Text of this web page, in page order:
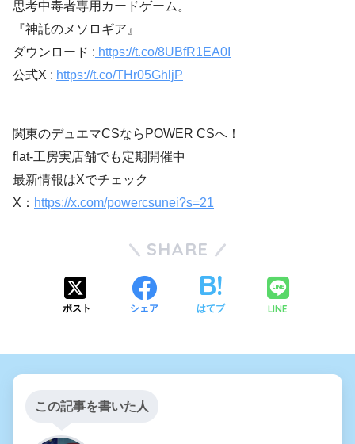
思考中毒者専用カードゲーム。
『神託のメソロギア』
ダウンロード : https://t.co/8UBfR1EA0I
公式X : https://t.co/THr05GhljP
関東のデュエマCSならPOWER CSへ！
flat-工房実店舗でも定期開催中
最新情報はXでチェック
X： https://x.com/powercsunei?s=21
SHARE
ポスト シェア はてブ LINE
この記事を書いた人